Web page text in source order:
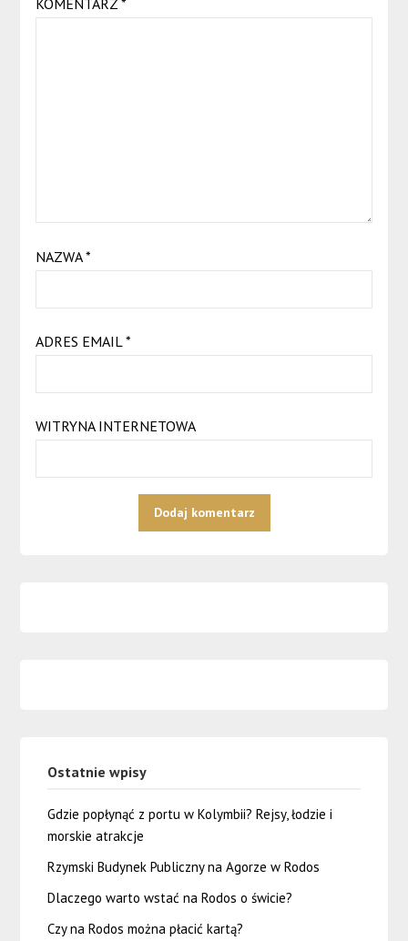
KOMENTARZ *
NAZWA*
ADRES EMAIL*
WITRYNA INTERNETOWA
Ostatnie wpisy
Gdzie popłynąć z portu w Kolymbii? Rejsy, łodzie i
morskie atrakcje
Rzymski Budynek Publiczny na Agorze w Rodos
Dlaczego warto wstać na Rodos o świcie?
Czy na Rodos można płacić kartą?